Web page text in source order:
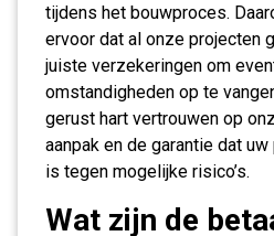
tijdens het bouwproces.
ervoor dat al onze projecten
juiste verzekeringen om
omstandigheden op te
gerust hart vertrouwen op
aanpak en de garantie dat
is tegen mogelijke risico’s.
Wat zijn de